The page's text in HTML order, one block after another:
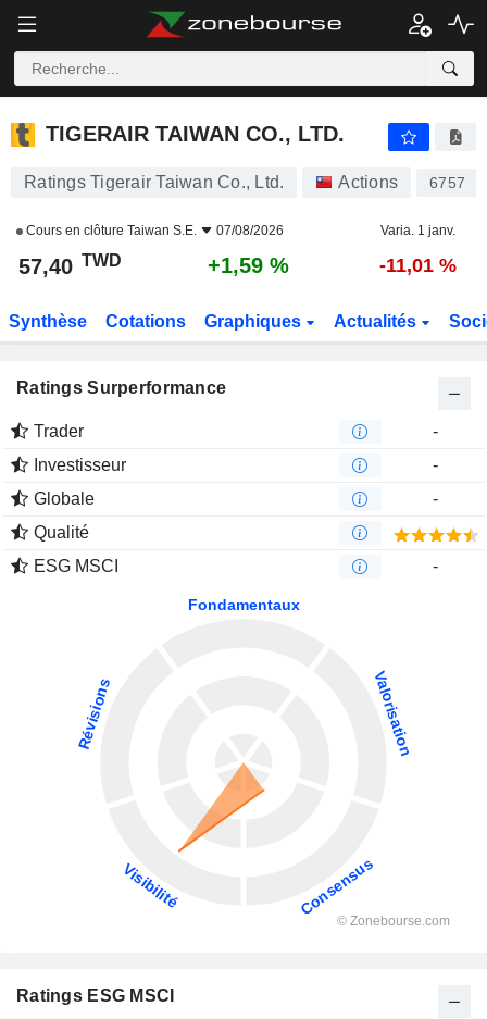
TIGERAIR TAIWAN CO., LTD.
Ratings Tigerair Taiwan Co., Ltd. Actions 6757
Cours en clôture Taiwan S.E. 07/08/2026 Varia. 1 janv.
57,40 TWD +1,59 % -11,01 %
Synthèse Cotations Graphiques Actualités
Ratings Surperformance
Trader
-
Investisseur
-
Globale
-
Qualité
ESG MSCI
-
Ratings ESG MSCI